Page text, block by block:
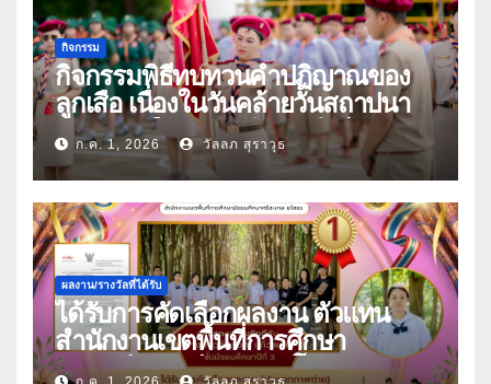
กิจกรรม
กิจกรรมพิธีทบทวนคำปฏิญาณของ
ลูกเสือ เนื่องในวันคล้ายวันสถาปนา
คณะลูกเสือแห่งชาติ ประจำปี 2569
ก.ค. 1, 2026 วัลลภ สุราวุธ
ผลงาน/รางวัลที่ได้รับ
ได้รับการคัดเลือกผลงาน ตัวแทน
สำนักงานเขตพื้นที่การศึกษา
มัธยมศึกษาศรีสะเกษ ยโสธร